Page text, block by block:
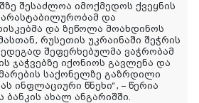
შესაძლოა იმოქმედოს ქვეყნის
და
და ზეწოლა მოახდინოს
რუსეთის უკრაინაში შეჭრის
შეფერხებულმა ვაჭრობამ
ჯაჭვებზე იქონიოს გავლენა და
საქონელზე გაზრდილი
ინფლაციური წნეხი“, – წერია
ბანკის ახალ ანგარიშში.